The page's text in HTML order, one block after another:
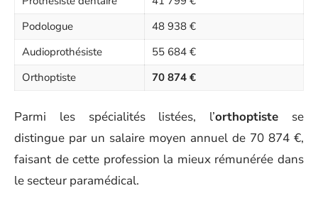
Podologue
48 938 €
Audioprothésiste
55 684 €
Orthoptiste
70 874 €
Parmi les spécialités listées, l’orthoptiste se
distingue par un salaire moyen annuel de 70 874 €,
faisant de cette profession la mieux rémunérée dans
le secteur paramédical.